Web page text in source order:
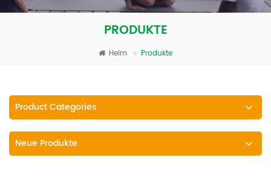
PRODUKTE
Heim Produkte
Product Categories
Neue Produkte